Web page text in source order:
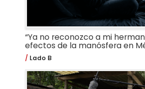
“Ya no reconozco a mi
efectos de la manósfera en
Lado B